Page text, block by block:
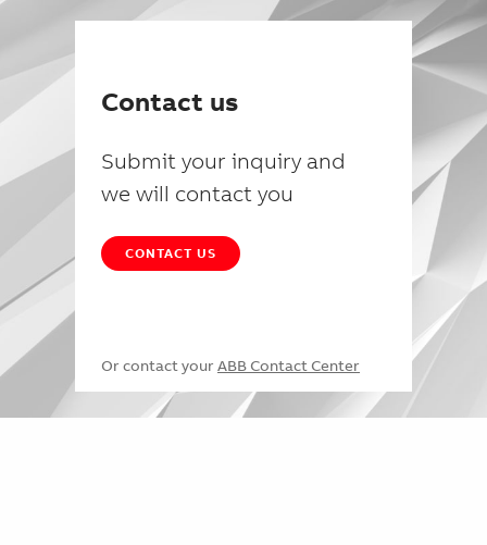
Contact us
Submit your inquiry and
we will contact you
CONTACT US
Or contact your ABB Contact Center